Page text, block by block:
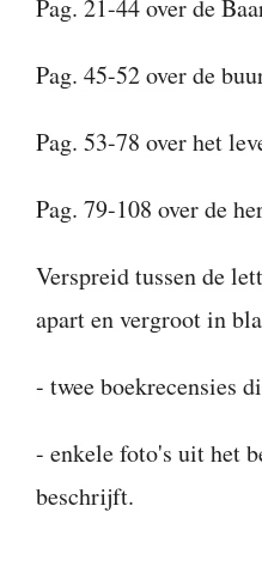
Pag. 21-44 over de
Pag. 45-52 over de
Pag. 53-78 over het
Pag. 79-108 over de
Verspreid tussen de
apart en vergroot in
- twee boekrecensies
- enkele foto's uit het
beschrijft.